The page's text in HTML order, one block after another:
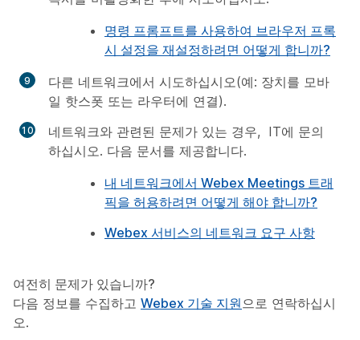
명령 프롬프트를 사용하여 브라우저 프록
시 설정을 재설정하려면 어떻게 합니까?
다른 네트워크에서 시도하십시오(예: 장치를 모바
일 핫스폿 또는 라우터에 연결).
네트워크와 관련된 문제가 있는 경우, IT에 문의
하십시오. 다음 문서를 제공합니다.
내 네트워크에서 Webex Meetings 트래
픽을 허용하려면 어떻게 해야 합니까?
Webex 서비스의 네트워크 요구 사항
여전히 문제가 있습니까?
다음 정보를 수집하고 Webex 기술 지원으로 연락하십시
오.